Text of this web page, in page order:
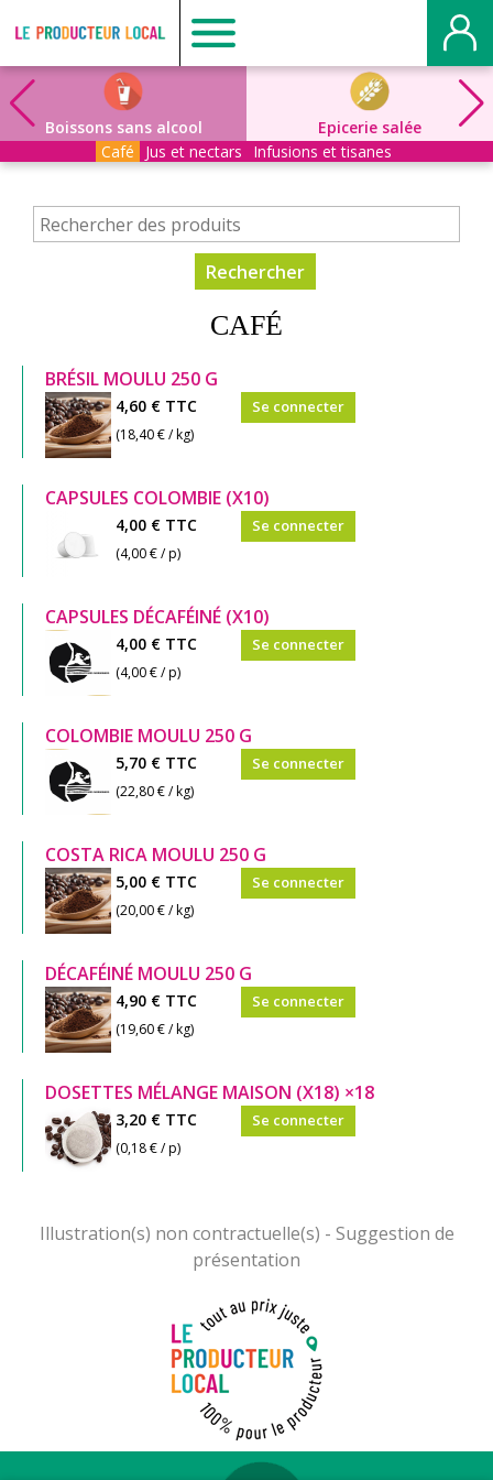
Producteur
-
Mont
Saint
Boissons sans alcool
Epicerie salée
Café
Jus et nectars Infusions et tisanes
CAFÉ
BRÉSIL MOULU 250 G
4,60 € TTC
(18,40 € / kg)
Se connecter
CAPSULES COLOMBIE (X10)
4,00 € TTC
(4,00 € / p)
Se connecter
CAPSULES DÉCAFÉINÉ (X10)
4,00 € TTC
(4,00 € / p)
Se connecter
COLOMBIE MOULU 250 G
5,70 € TTC
(22,80 € / kg)
Se connecter
COSTA RICA MOULU 250 G
5,00 € TTC
(20,00 € / kg)
Se connecter
DÉCAFÉINÉ MOULU 250 G
4,90 € TTC
(19,60 € / kg)
Se connecter
DOSETTES MÉLANGE MAISON (X18) ×18
3,20 € TTC
(0,18 € / p)
Se connecter